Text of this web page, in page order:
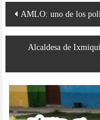
Navegación
de
entradas
AMLO: uno de los
Alcaldesa de